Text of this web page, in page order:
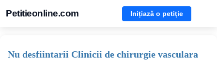
Petitieonline.com Inițiază o petiție
Nu desfiintarii Clinicii de chirurgie vasculara